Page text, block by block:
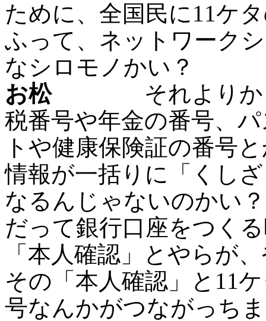
ために、全国民に11ケ
ふって、ネットワーク
なシロモノかい？
お松それよりかさぁ
税番号や年金の番号、
トや健康保険証の番号
情報が一括りに「くし
なるんじゃないのかい
だって銀行口座をつく
「本人確認」とやらが
その「本人確認」と11
号なんかがつながっち